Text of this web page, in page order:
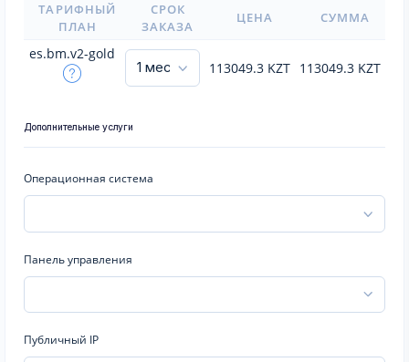
ТАРИФНЫЙ
ПЛАН
СРОК
ЗАКАЗА
ЦЕНА СУММА
es.bm.v2-gold
113049.3 KZT 113049.3 KZT
Дополнительные услуги
Операционная система
Панель управления
Публичный IP